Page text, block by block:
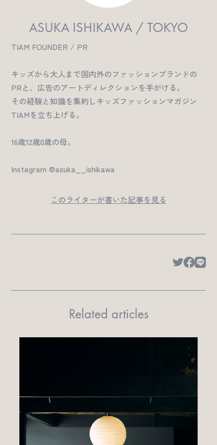
ASUKA ISHIKAWA / TOKYO
TIAM FOUNDER / PR
キッズから大人まで国内外のファッションブランドの
PRと、広告のアートディレクションを手がける。
その経験と知識を集約しキッズファッションマガジン
TIAMを立ち上げる。
16歳12歳0歳の母。
Instagram @asuka__ishikawa
このライターが書いた記事を見る
Related articles